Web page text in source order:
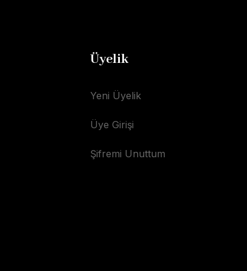
Üyelik
Yeni Üyelik
Üye Girişi
Şifremi Unuttum